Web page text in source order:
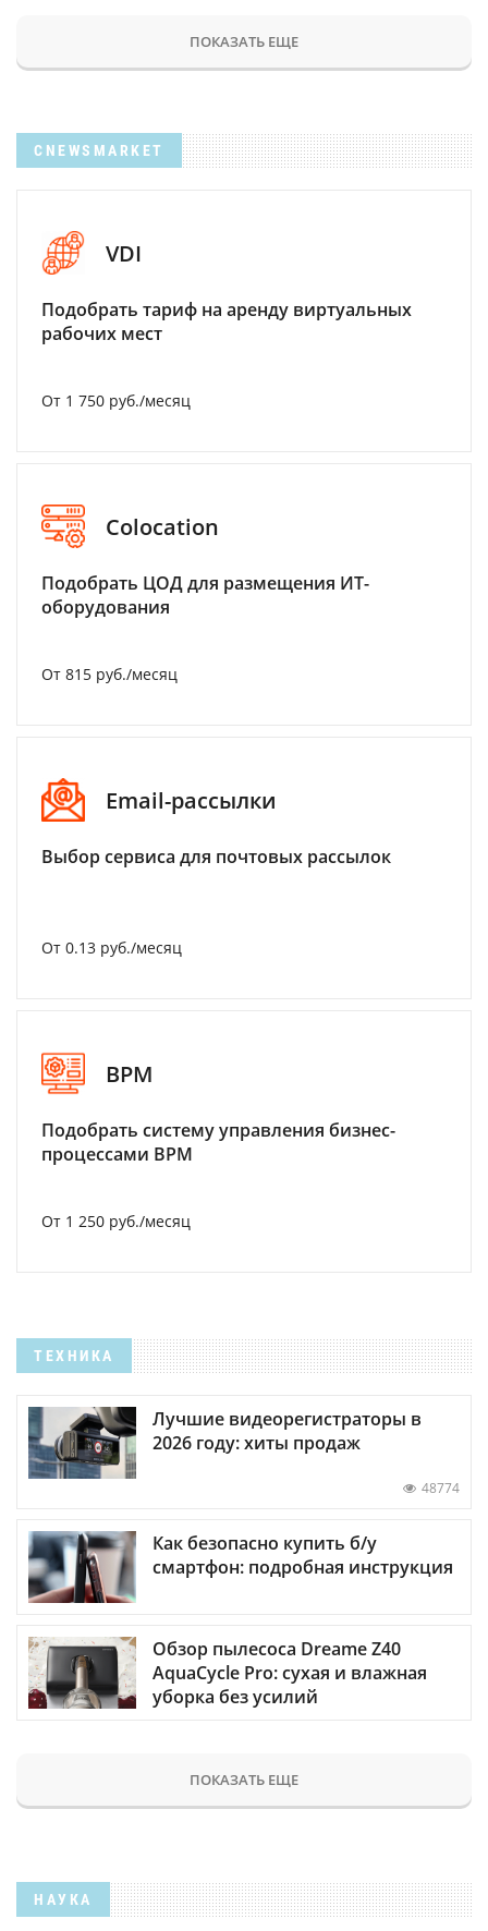
ПОКАЗАТЬ ЕЩЕ
CNEWSMARKET
VDI
Подобрать тариф на аренду виртуальных
рабочих мест
От 1 750 руб./месяц
Colocation
Подобрать ЦОД для размещения ИТ-
оборудования
От 815 руб./месяц
Email-рассылки
Выбор сервиса для почтовых рассылок
От 0.13 руб./месяц
BPM
Подобрать систему управления бизнес-
процессами BPM
От 1 250 руб./месяц
ТЕХНИКА
Лучшие видеорегистраторы в
2026 году: хиты продаж
48774
Как безопасно купить б/у
смартфон: подробная инструкция
Обзор пылесоса Dreame Z40
AquaCycle Pro: сухая и влажная
уборка без усилий
ПОКАЗАТЬ ЕЩЕ
НАУКА